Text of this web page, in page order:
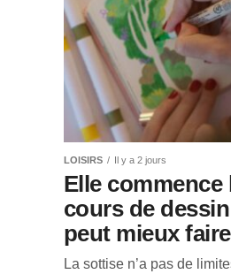
LOISIRS Il y a 2 jours
Elle commence
cours de
peut mieux faire
La sottise n’a pas de